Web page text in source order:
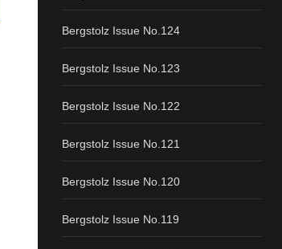
Bergstolz Issue No.124
Bergstolz Issue No.123
Bergstolz Issue No.122
Bergstolz Issue No.121
Bergstolz Issue No.120
Bergstolz Issue No.119